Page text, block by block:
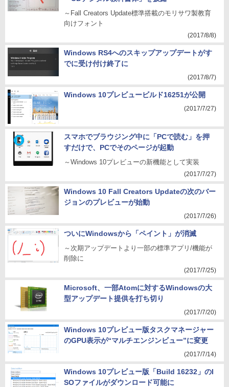
～Fall Creators Update標準搭載のモリサワ製教育
向けフォント
(2017/8/8)
Windows RS4へのスキップアップデートがす
でに受け付け終了に
(2017/8/7)
Windows 10プレビュービルド16251が公開
(2017/7/27)
スマホでブラウジング中に「PCで読む」を押
すだけで、PCでそのページが起動
～Windows 10プレビューの新機能として実装
(2017/7/27)
Windows 10 Fall Creators Updateの次のバー
ジョンのプレビューが始動
(2017/7/26)
ついにWindowsから「ペイント」が消滅
～次期アップデートより一部の標準アプリ/機能が
削除に
(2017/7/25)
Microsoft、一部Atomに対するWindowsの大
型アップデート提供を打ち切り
(2017/7/20)
Windows 10プレビュー版タスクマネージャー
のGPU表示が“マルチエンジンビュー”に変更
(2017/7/14)
Windows 10プレビュー版「Build 16232」のI
SOファイルがダウンロード可能に